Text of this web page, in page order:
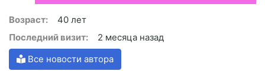
Возраст:
40 лет
Последний визит:
2 месяца назад
Все новости автора